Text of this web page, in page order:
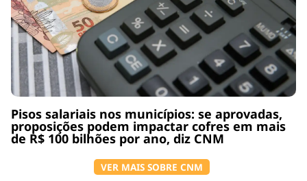
Pisos salariais nos municípios: se aprovadas,
proposições podem impactar cofres em mais
de R$ 100 bilhões por ano, diz CNM
VER MAIS SOBRE CNM